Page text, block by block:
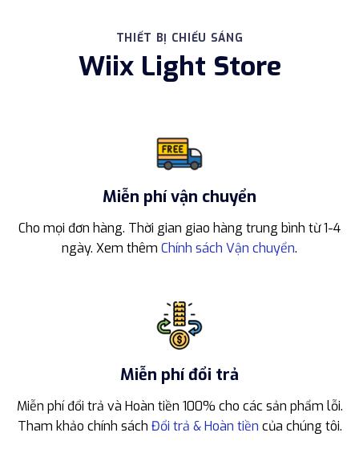
THIẾT BỊ CHIẾU SÁNG
Wiix Light Store
Miễn phí vận chuyển
Cho mọi đơn hàng. Thời gian giao hàng trung bình từ 1-4
ngày. Xem thêm Chính sách Vận chuyển.
Miễn phí đổi trả
Miễn phí đổi trả và Hoàn tiền 100% cho các sản phẩm lỗi.
Tham khảo chính sách Đổi trả & Hoàn tiền của chúng tôi.